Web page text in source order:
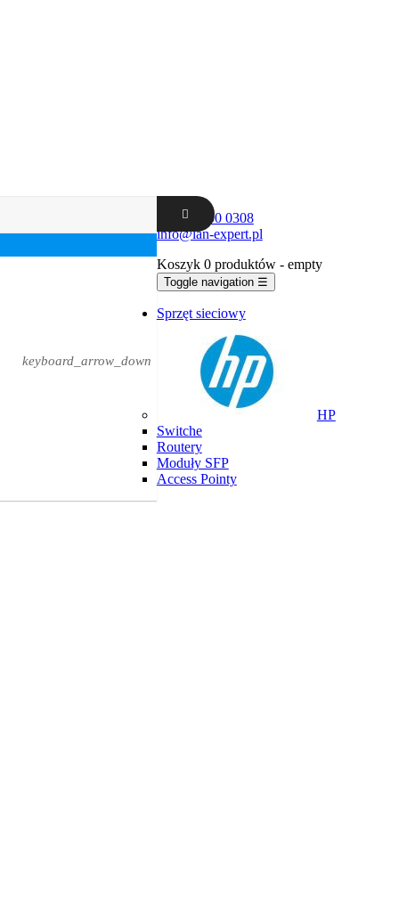
keyboard_arrow_down
+48 62 300 0308
info@lan-expert.pl
Koszyk 0 produktów - empty
Toggle navigation ☰
Sprzęt sieciowy
HP
Switche
Routery
Moduły SFP
Access Pointy